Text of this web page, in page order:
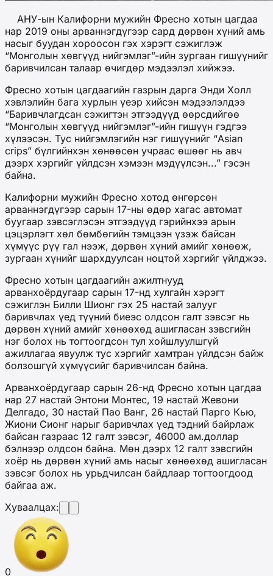
АНУ-ын Калифорни мужийн Фресно хотын цагдаа
нар 2019 оны арваннэгдүгээр сард дөрвөн хүний амь
насыг буудан хороосон гэх хэрэгт сэжиглэж
“Монголын хөвгүүд нийгэмлэг”-ийн зургаан гишүүнийг
баривчилсан талаар өчигдөр мэдээлэл хийжээ.
Фресно хотын цагдаагийн газрын дарга Энди Холл
хэвлэлийн бага хурлын үеэр хийсэн мэдээлэлдээ
“Баривчлагдсан сэжигтэн этгээдүүд өөрсдийгөө
“Монголын хөвгүүд нийгэмлэг”-ийн гишүүн гэдгээ
хүлээсэн. Тус нийгэмлэгийн нэг гишүүнийг “Asian
crips” бүлгийнхэн хөнөөсөн учраас өшөөг нь авч
дээрх хэргийг үйлдсэн хэмээн мэдүүлсэн...” гэсэн
байна.
Калифорни мужийн Фресно хотод өнгөрсөн
арваннэгдүгээр сарын 17-ны өдөр хагас автомат
буугаар зэвсэглэсэн этгээдүүд гэрийнхээ арын
цэцэрлэгт хөл бөмбөгийн тэмцээн үзэж байсан
хүмүүс рүү гал нээж, дөрвөн хүний амийг хөнөөж,
зургаан хүнийг шархдуулсан ноцтой хэргийг үйлджээ.
Фресно хотын цагдаагийн ажилтнууд
арванхоёрдугаар сарын 17-нд хулгайн хэрэгт
сэжиглэн Билли Шионг гэх 25 настай залууг
баривчлах үед түүний биеэс олдсон галт зэвсэг нь
дөрвөн хүний амийг хөнөөхөд ашигласан зэвсгийн
нэг болох нь тогтоогдсон тул хойшлуулшгүй
ажиллагаа явуулж тус хэргийг хамтран үйлдсэн байж
болзошгүй хүмүүсийг баривчилсан байна.
Арванхоёрдугаар сарын 26-нд Фресно хотын цагдаа
нар 27 настай Энтони Монтес, 19 настай Жевони
Делгадо, 30 настай Пао Ванг, 26 настай Парго Кью,
Жиони Сионг нарыг баривчлах үед тэдний байрлаж
байсан газраас 12 галт зэвсэг, 46000 ам.доллар
бэлнээр олдсон байна. Мөн дээрх 12 галт зэвсгийн
хоёр нь дөрвөн хүний амь насыг хөнөөхөд ашигласан
зэвсэг болох нь урьдчилсан байдлаар тогтоогдоод
байгаа аж.
Хуваалцах:
0